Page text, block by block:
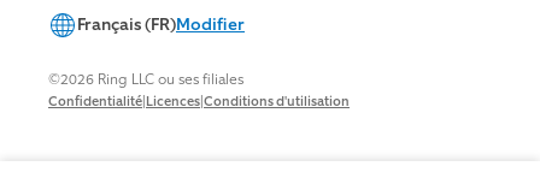
Français (FR)Modifier
©2026 Ring LLC ou ses filiales
Confidentialité|Licences|Conditions d'utilisation